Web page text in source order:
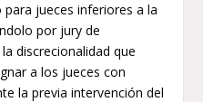
jueces inferiores a la
por jury de
discrecionalidad que
a los jueces con
la previa intervención del